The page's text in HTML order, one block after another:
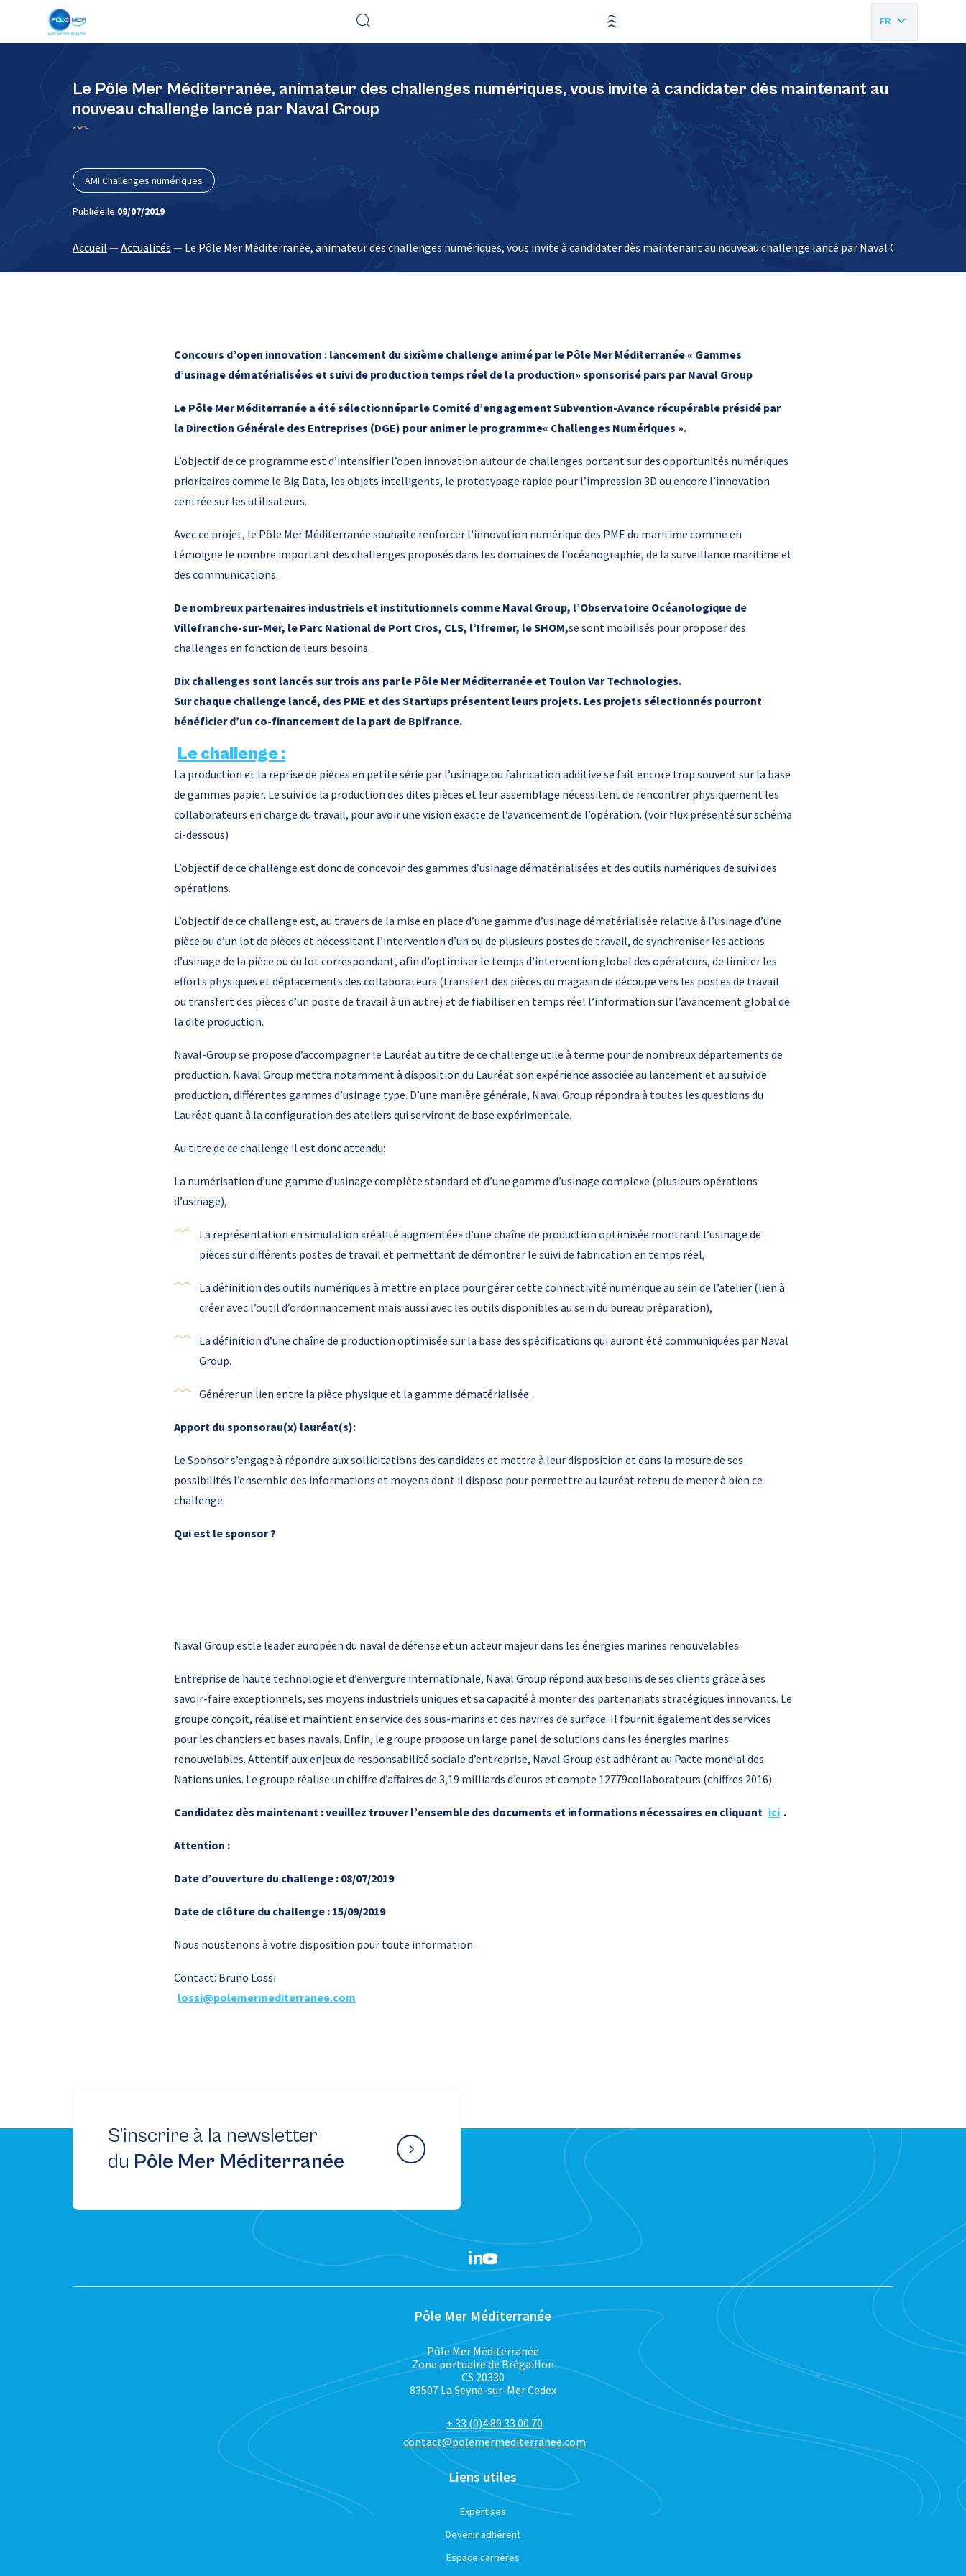
FR
Le Pôle Mer Méditerranée, animateur des challenges numériques, vous invite à candidater dès maintenant au
nouveau challenge lancé par Naval Group
AMI Challenges numériques
Publiée le 09/07/2019
Accueil —Actualités — Le Pôle Mer Méditerranée, animateur des challenges numériques, vous invite à candidater dès maintenant au nouveau challenge lancé par Naval Group
Concours d’open innovation : lancement du sixième challenge animé par le Pôle Mer Méditerranée « Gammes
d’usinage dématérialisées et suivi de production temps réel de la production» sponsorisé pars par Naval Group
Le Pôle Mer Méditerranée a été sélectionnépar le Comité d’engagement Subvention-Avance récupérable présidé par
la Direction Générale des Entreprises (DGE) pour animer le programme« Challenges Numériques ».
L’objectif de ce programme est d’intensifier l’open innovation autour de challenges portant sur des opportunités numériques
prioritaires comme le Big Data, les objets intelligents, le prototypage rapide pour l’impression 3D ou encore l’innovation
centrée sur les utilisateurs.
Avec ce projet, le Pôle Mer Méditerranée souhaite renforcer l’innovation numérique des PME du maritime comme en
témoigne le nombre important des challenges proposés dans les domaines de l’océanographie, de la surveillance maritime et
des communications.
De nombreux partenaires industriels et institutionnels comme Naval Group, l’Observatoire Océanologique de
Villefranche-sur-Mer, le Parc National de Port Cros, CLS, l’Ifremer, le SHOM,se sont mobilisés pour proposer des
challenges en fonction de leurs besoins.
Dix challenges sont lancés sur trois ans par le Pôle Mer Méditerranée et Toulon Var Technologies.
Sur chaque challenge lancé, des PME et des Startups présentent leurs projets. Les projets sélectionnés pourront
bénéficier d’un co-financement de la part de Bpifrance.
Le challenge :
La production et la reprise de pièces en petite série par l’usinage ou fabrication additive se fait encore trop souvent sur la base
de gammes papier. Le suivi de la production des dites pièces et leur assemblage nécessitent de rencontrer physiquement les
collaborateurs en charge du travail, pour avoir une vision exacte de l’avancement de l’opération. (voir flux présenté sur schéma
ci-dessous)
L’objectif de ce challenge est donc de concevoir des gammes d’usinage dématérialisées et des outils numériques de suivi des
opérations.
L’objectif de ce challenge est, au travers de la mise en place d’une gamme d’usinage dématérialisée relative à l’usinage d’une
pièce ou d’un lot de pièces et nécessitant l’intervention d’un ou de plusieurs postes de travail, de synchroniser les actions
d’usinage de la pièce ou du lot correspondant, afin d’optimiser le temps d’intervention global des opérateurs, de limiter les
efforts physiques et déplacements des collaborateurs (transfert des pièces du magasin de découpe vers les postes de travail
ou transfert des pièces d’un poste de travail à un autre) et de fiabiliser en temps réel l’information sur l’avancement global de
la dite production.
Naval-Group se propose d’accompagner le Lauréat au titre de ce challenge utile à terme pour de nombreux départements de
production. Naval Group mettra notamment à disposition du Lauréat son expérience associée au lancement et au suivi de
production, différentes gammes d’usinage type. D’une manière générale, Naval Group répondra à toutes les questions du
Lauréat quant à la configuration des ateliers qui serviront de base expérimentale.
Au titre de ce challenge il est donc attendu:
La numérisation d’une gamme d’usinage complète standard et d’une gamme d’usinage complexe (plusieurs opérations
d’usinage),
La représentation en simulation «réalité augmentée» d’une chaîne de production optimisée montrant l’usinage de
pièces sur différents postes de travail et permettant de démontrer le suivi de fabrication en temps réel,
La définition des outils numériques à mettre en place pour gérer cette connectivité numérique au sein de l’atelier (lien à
créer avec l’outil d’ordonnancement mais aussi avec les outils disponibles au sein du bureau préparation),
La définition d’une chaîne de production optimisée sur la base des spécifications qui auront été communiquées par Naval
Group.
Générer un lien entre la pièce physique et la gamme dématérialisée.
Apport du sponsorau(x) lauréat(s):
Le Sponsor s’engage à répondre aux sollicitations des candidats et mettra à leur disposition et dans la mesure de ses
possibilités l’ensemble des informations et moyens dont il dispose pour permettre au lauréat retenu de mener à bien ce
challenge.
Qui est le sponsor ?
Naval Group estle leader européen du naval de défense et un acteur majeur dans les énergies marines renouvelables.
Entreprise de haute technologie et d’envergure internationale, Naval Group répond aux besoins de ses clients grâce à ses
savoir-faire exceptionnels, ses moyens industriels uniques et sa capacité à monter des partenariats stratégiques innovants. Le
groupe conçoit, réalise et maintient en service des sous-marins et des navires de surface. Il fournit également des services
pour les chantiers et bases navals. Enfin, le groupe propose un large panel de solutions dans les énergies marines
renouvelables. Attentif aux enjeux de responsabilité sociale d’entreprise, Naval Group est adhérant au Pacte mondial des
Nations unies. Le groupe réalise un chiffre d’affaires de 3,19 milliards d’euros et compte 12779collaborateurs (chiffres 2016).
Candidatez dès maintenant : veuillez trouver l’ensemble des documents et informations nécessaires en cliquant ici .
Attention :
Date d’ouverture du challenge : 08/07/2019
Date de clôture du challenge : 15/09/2019
Nous noustenons à votre disposition pour toute information.
Contact: Bruno Lossi
lossi@polemermediterranee.com
S’inscrire à la newsletter
du Pôle Mer Méditerranée
Pôle Mer Méditerranée
Pôle Mer Méditerranée
Zone portuaire de Brégaillon
CS 20330
83507 La Seyne-sur-Mer Cedex
+ 33 (0)4 89 33 00 70
contact@polemermediterranee.com
Liens utiles
Expertises
Devenir adhérent
Espace carrières
Panneau de gestion des cookies